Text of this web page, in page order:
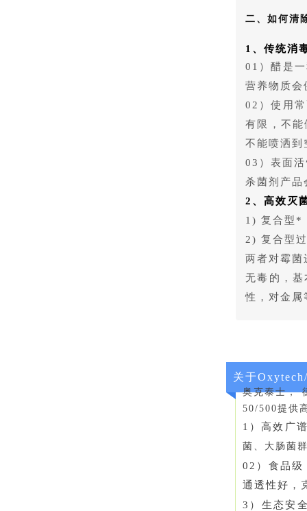
二、如何清
1、传统消
01）醋是
营养物质会
02）使用
有限，不
不能喷洒到
03）表面
杀菌剂产
2、高效灭
1) 复合型*
2) 复合型
两者对霉
无毒的，
性，对金属
关于
奥克泰士，
50/500提供
1）高效广
菌、大肠菌
02）食品级
通透性好，
3）生态安